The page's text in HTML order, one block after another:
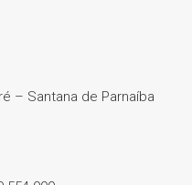
– Santana de Parnaíba